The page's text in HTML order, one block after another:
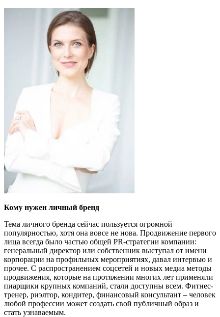
Кому нужен личный бренд
Тема личного бренда сейчас пользуется огромной
популярностью, хотя она вовсе не нова. Продвижение первого
лица всегда было частью общей PR-стратегии компании:
генеральный директор или собственник выступал от имени
корпорации на профильных мероприятиях, давал интервью и
прочее. С распространением соцсетей и новых медиа методы
продвижения, которые на протяжении многих лет применяли
пиарщики крупных компаний, стали доступны всем. Фитнес-
тренер, риэлтор, кондитер, финансовый консультант – человек
любой профессии может создать свой публичный образ и
стать узнаваемым.